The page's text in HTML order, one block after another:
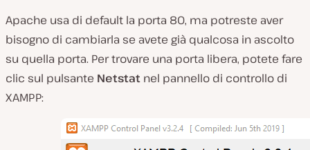
Apache usa di default la porta 80, ma potreste aver
bisogno di cambiarla se avete già qualcosa in ascolto
su quella porta. Per trovare una porta libera, potete fare
clic sul pulsante Netstat nel pannello di controllo di
XAMPP: